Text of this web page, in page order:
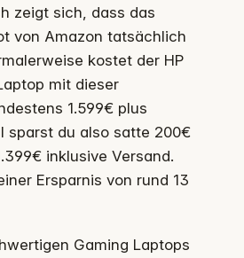
zeigt sich, dass das
von Amazon tatsächlich
kostet der HP
mit dieser
1.599€ plus
sparst du also satte 200€
inklusive Versand.
Ersparnis von rund 13
Gaming Laptops